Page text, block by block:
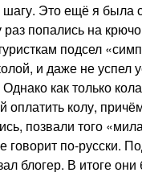
Это ещё я была
раз попались на
подсел
и даже не успел
как только
оплатить колу,
позвали того
по-русски.
блогер. В итоге